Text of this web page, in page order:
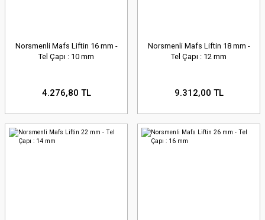
Norsmenli Mafs Liftin 16 mm -
Tel Çapı : 10 mm
4.276,80 TL
Norsmenli Mafs Liftin 18 mm -
Tel Çapı : 12 mm
9.312,00 TL